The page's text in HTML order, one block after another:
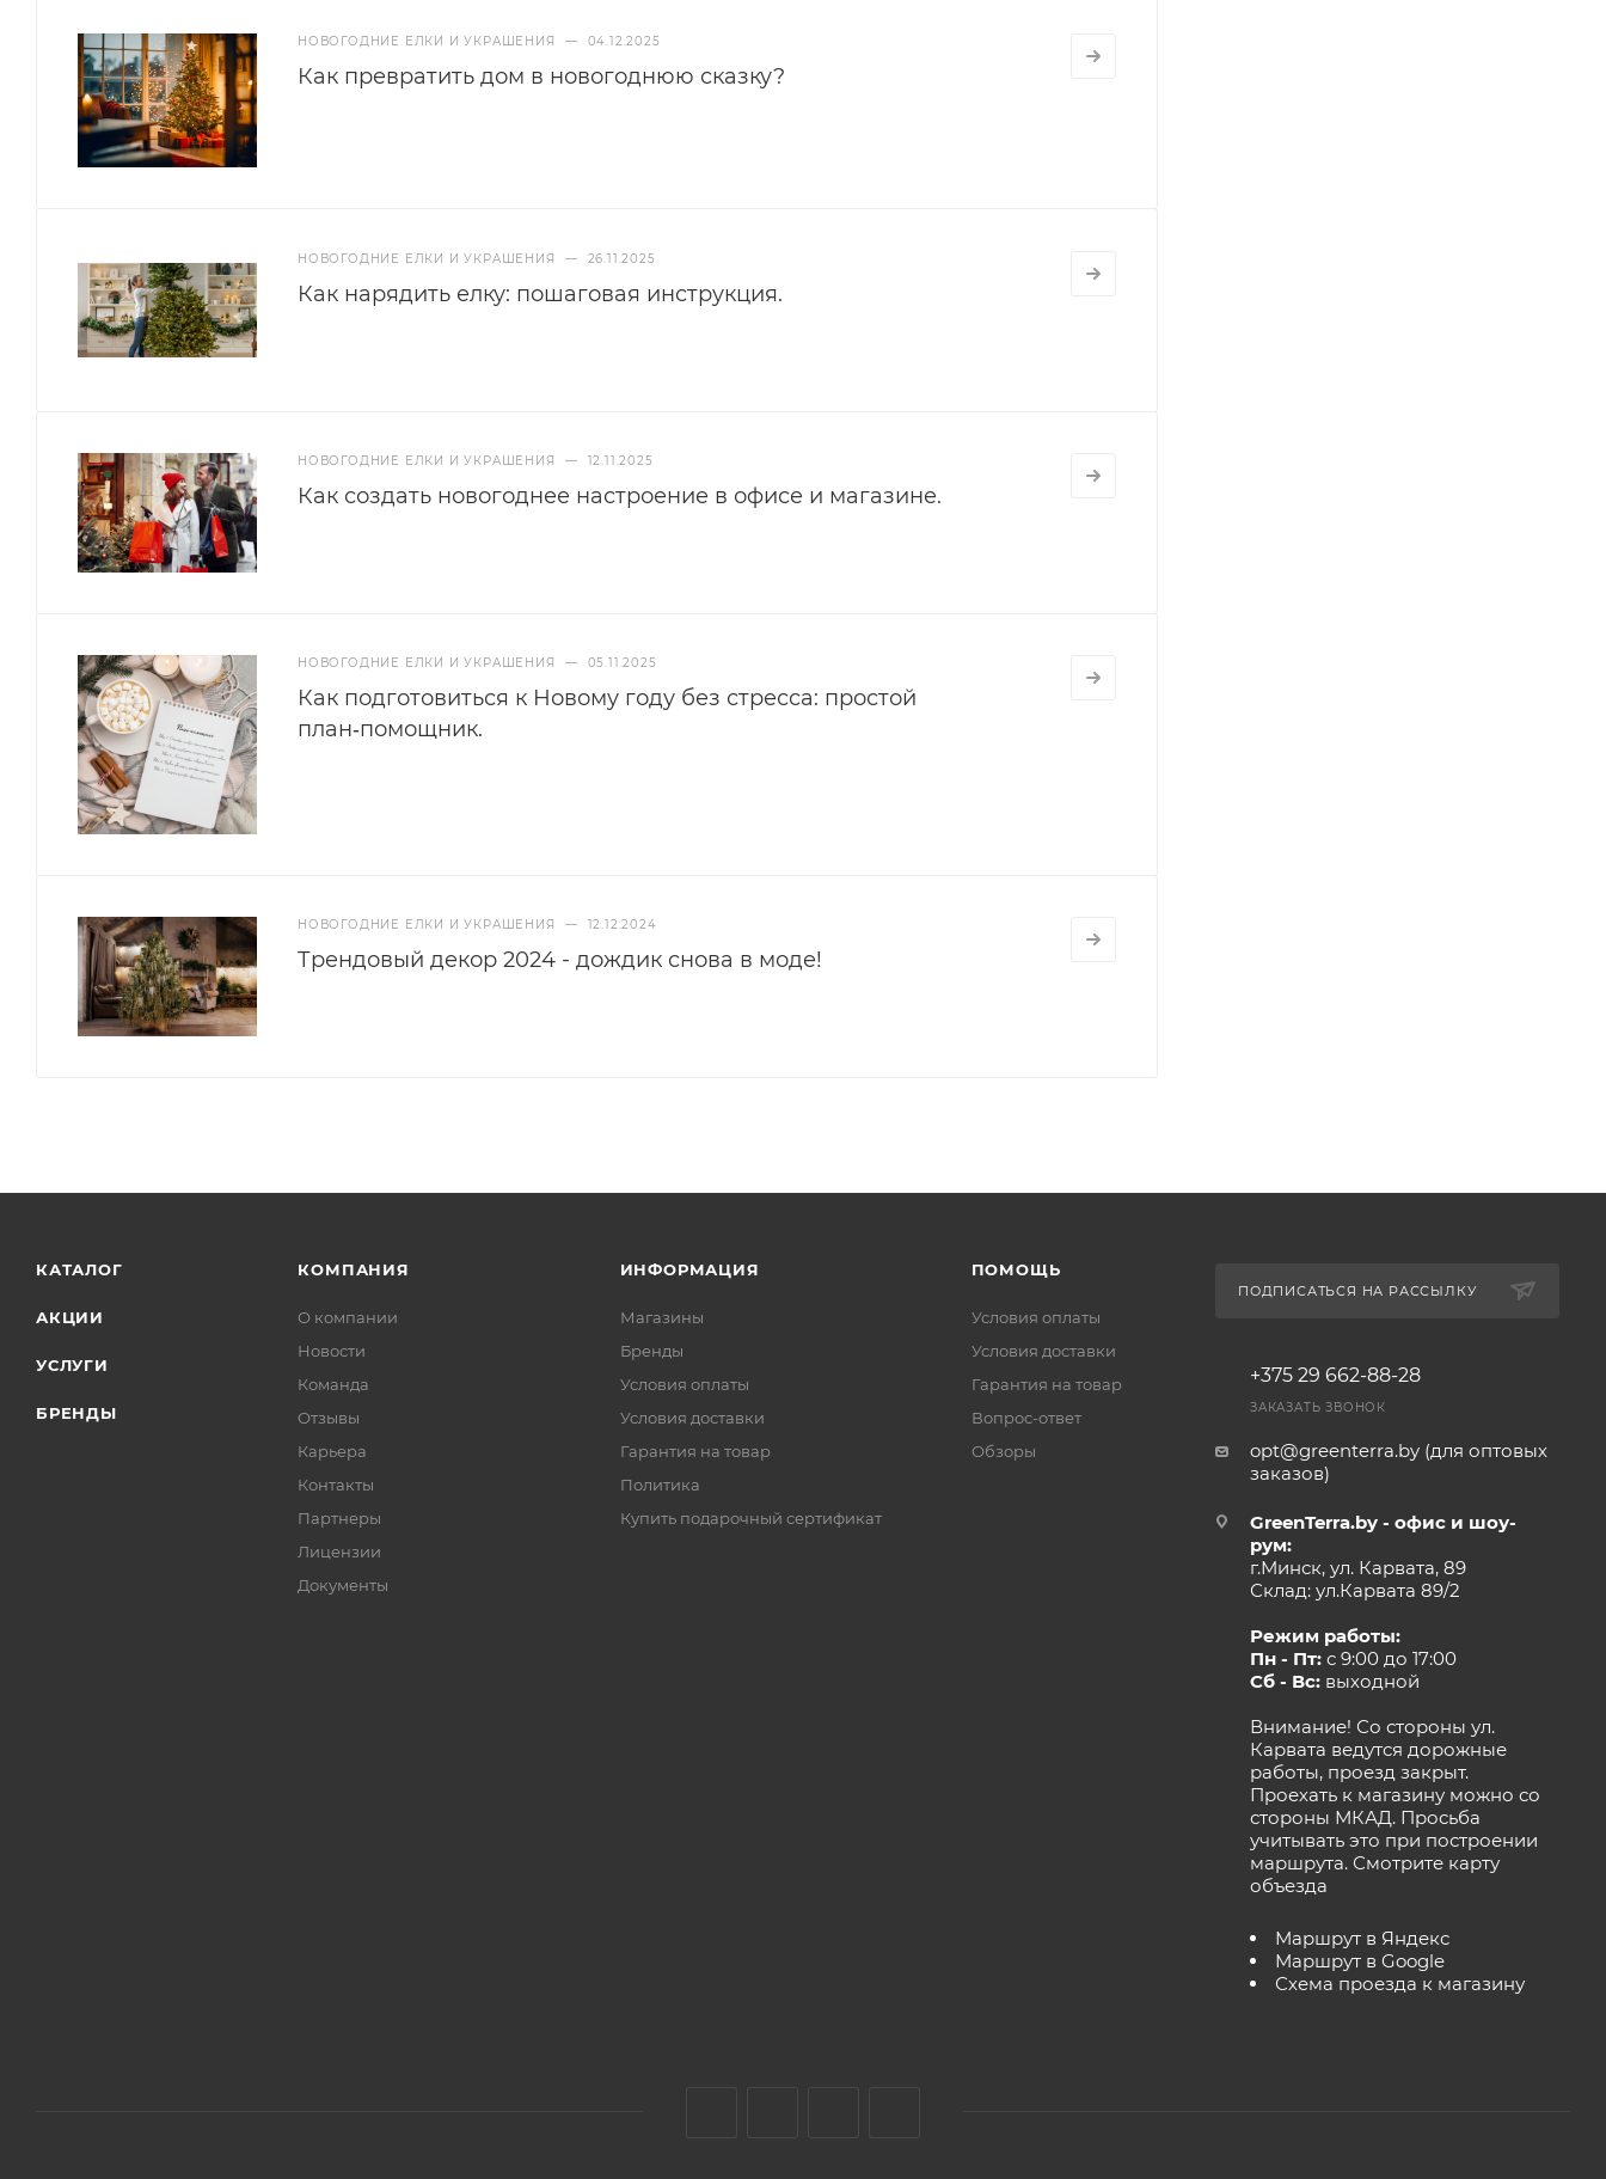
НОВОГОДНИЕ ЕЛКИ И УКРАШЕНИЯ — 04.12.2025
Как превратить дом в новогоднюю сказку?
НОВОГОДНИЕ ЕЛКИ И УКРАШЕНИЯ — 26.11.2025
Как нарядить елку: пошаговая инструкция.
НОВОГОДНИЕ ЕЛКИ И УКРАШЕНИЯ — 12.11.2025
Как создать новогоднее настроение в офисе и магазине.
НОВОГОДНИЕ ЕЛКИ И УКРАШЕНИЯ — 05.11.2025
Как подготовиться к Новому году без стресса: простой
план‑помощник.
НОВОГОДНИЕ ЕЛКИ И УКРАШЕНИЯ — 12.12.2024
Трендовый декор 2024 - дождик снова в моде!
КАТАЛОГ
АКЦИИ
УСЛУГИ
БРЕНДЫ
КОМПАНИЯ
О компании
Новости
Команда
Отзывы
Карьера
Контакты
Партнеры
Лицензии
Документы
ИНФОРМАЦИЯ
Магазины
Бренды
Условия оплаты
Условия доставки
Гарантия на товар
Политика
Купить подарочный сертификат
ПОМОЩЬ
Условия оплаты
Условия доставки
Гарантия на товар
Вопрос-ответ
Обзоры
ПОДПИСАТЬСЯ НА РАССЫЛКУ
+375 29 662-88-28
ЗАКАЗАТЬ ЗВОНОК
opt@greenterra.by (для оптовых
заказов)
GreenTerra.by - офис и шоу-
рум:
г.Минск, ул. Карвата, 89
Склад: ул.Карвата 89/2
Режим работы:
Пн - Пт:с 9:00 до 17:00
Сб - Вс:выходной
Внимание! Со стороны ул.
Карвата ведутся дорожные
работы, проезд закрыт.
Проехать к магазину можно со
стороны МКАД. Просьба
учитывать это при построении
маршрута. Смотрите карту
объезда
Маршрут в Яндекс
Маршрут в Google
Схема проезда к магазину